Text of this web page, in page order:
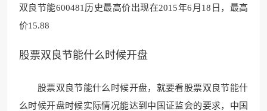
双良节能600481历史最高价出现在2015年6月18日，最高
价15.88
股票双良节能什么时候开盘
股票双良节能什么时候开盘，就要看股票双良节能什
么时候开盘时候实际情况能达到中 国证监会的要求，中国